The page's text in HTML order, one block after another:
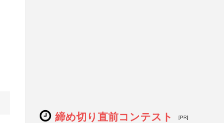
締め切り直前コンテスト [PR]